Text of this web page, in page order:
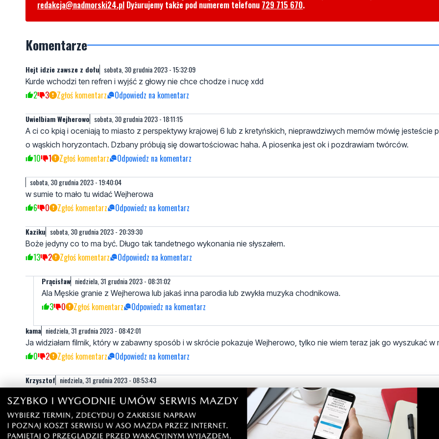
redakcja@nadmorski24.pl Dyżurujemy także pod numerem telefonu 729 715 670.
Komentarze
Hejt idzie zawsze z dołu sobota, 30 grudnia 2023 - 15:32:09
Kurde wchodzi ten refren i wyjść z głowy nie chce chodze i nucę xdd
2 3 Zgłoś komentarz Odpowiedz na komentarz
Uwielbiam Wejherowo sobota, 30 grudnia 2023 - 18:11:15
A ci co kpią i oceniają to miasto z perspektywy krajowej 6 lub z kretyńskich, nieprawdziwych memów mówię jesteście
o wąskich horyzontach. Dzbany próbują się dowartościowac haha. A piosenka jest ok i pozdrawiam twórców.
10 1 Zgłoś komentarz Odpowiedz na komentarz
sobota, 30 grudnia 2023 - 19:40:04
w sumie to mało tu widać Wejherowa
6 0 Zgłoś komentarz Odpowiedz na komentarz
Kaziku sobota, 30 grudnia 2023 - 20:39:30
Boże jedyny co to ma być. Długo tak tandetnego wykonania nie słyszałem.
13 2 Zgłoś komentarz Odpowiedz na komentarz
Prącisław niedziela, 31 grudnia 2023 - 08:31:02
Ala Męskie granie z Wejherowa lub jakaś inna parodia lub zwykła muzyka chodnikowa.
3 0 Zgłoś komentarz Odpowiedz na komentarz
kama niedziela, 31 grudnia 2023 - 08:42:01
Ja widziałam filmik, który w zabawny sposób i w skrócie pokazuje Wejherowo, tylko nie wiem teraz jak go wyszukać w
0 2 Zgłoś komentarz Odpowiedz na komentarz
Krzysztof niedziela, 31 grudnia 2023 - 08:53:43
Jaki wstyd tak prezentować nie widocznego Wejherowa taka muzyką
4 1 Zgłoś komentarz Odpowiedz na komentarz
Mirek W. piątek, 5 stycznia 2024 - 18:31:23